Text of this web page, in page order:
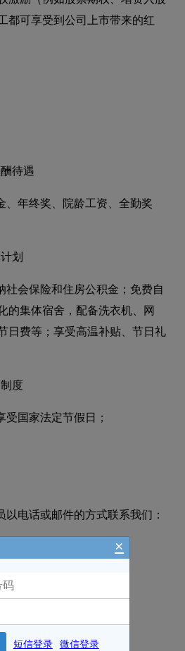
都可享受到公司上市带来的红
待遇
、年终奖、院龄工资、全勤奖
划
社会保险和住房公积金；免费自
的集体宿舍，配备洗衣机、网
日费等；享受高温补贴、节日礼
度
受国家法定节假日；
以电话或邮件的方式联系我们：
：
×
短信登录 微信登录